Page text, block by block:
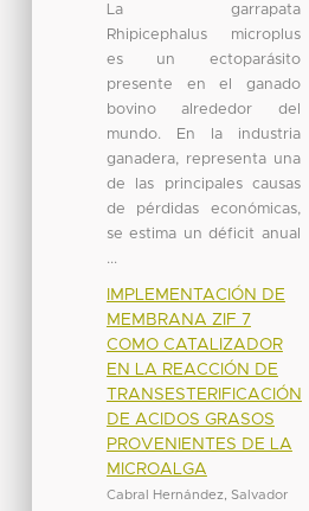
La garrapata
Rhipicephalus microplus
es un ectoparásito
presente en el ganado
bovino alrededor del
mundo. En la industria
ganadera, representa una
de las principales causas
de pérdidas económicas,
se estima un déficit anual
...
IMPLEMENTACIÓN DE
MEMBRANA ZIF 7
COMO CATALIZADOR
EN LA REACCIÓN DE
TRANSESTERIFICACIÓN
DE ACIDOS GRASOS
PROVENIENTES DE LA
MICROALGA
Cabral Hernández, Salvador